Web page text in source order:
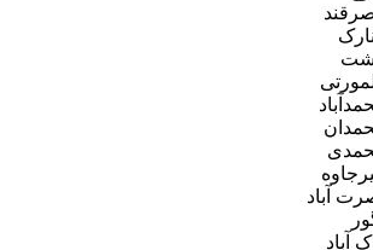
آباد
آباد